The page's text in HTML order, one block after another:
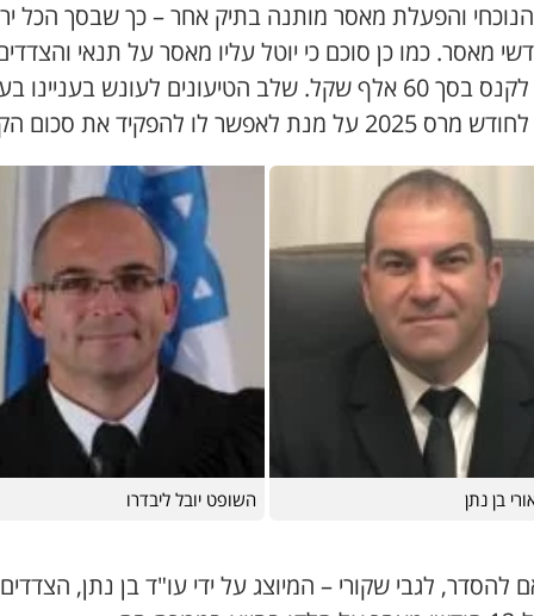
והפעלת מאסר מותנה בתיק אחר – כך שבסך הכל
חודשי מאסר. כמו כן סוכם כי יוטל עליו מאסר על תנאי
יעתרו לקנס בסך 60 אלף שקל. שלב הטיעונים לעונש בעניינו
על מנת לאפשר לו להפקיד את סכום הקנס.
בן נתן השופט יובל ליבדרו
להסדר, לגבי שקורי – המיוצג על ידי עו"ד בן נתן, הצדדים